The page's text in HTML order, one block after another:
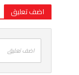
اضف تعليق
اضف تعليق